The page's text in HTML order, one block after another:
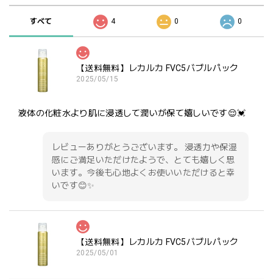
すべて 4 0 0
【送料無料】レカルカ FVC5バブルパック
2025/05/15
液体の化粧水より肌に浸透して潤いが保て嬉しいです😌💓
レビューありがとうございます。 浸透力や保湿
感にご満足いただけたようで、とても嬉しく思
います。今後も心地よくお使いいただけると幸
いです😊✨
【送料無料】レカルカ FVC5バブルパック
2025/05/01